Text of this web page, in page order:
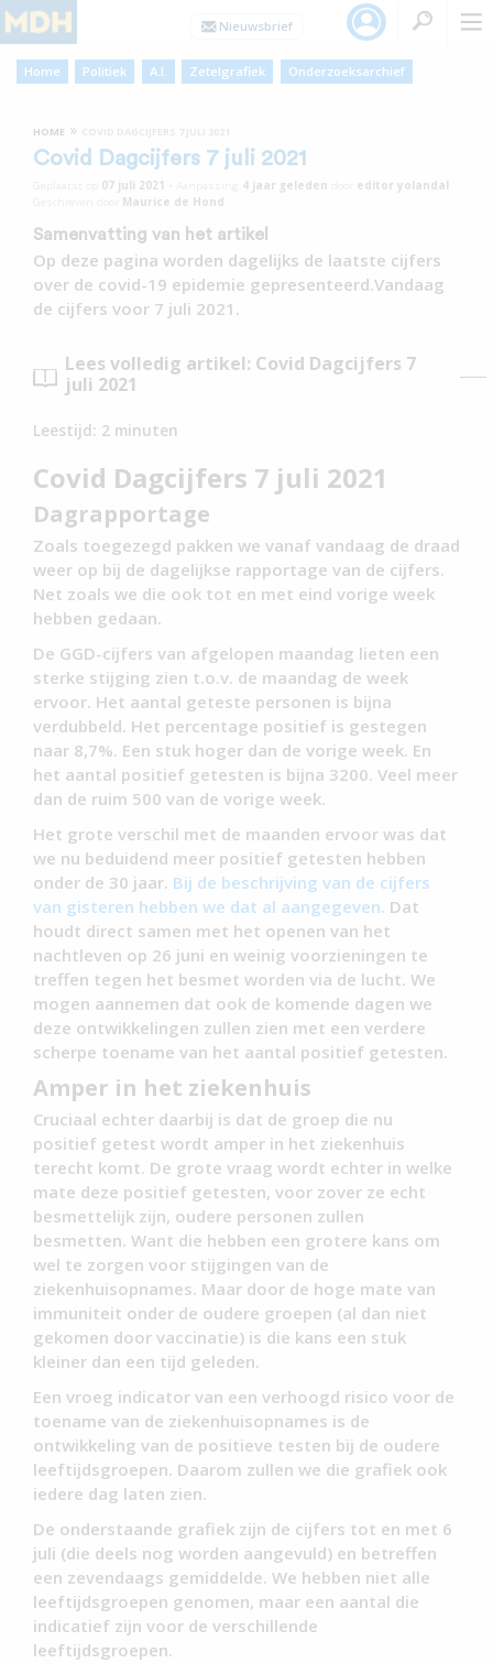
Home Politiek A.I. Zetelgrafiek Onderzoeksarchief
HOME »
Covid Dagcijfers 7 juli 2021
07 juli 2021 4 jaar geleden
editor yolandal
Maurice de Hond
Samenvatting van het artikel
Op deze pagina worden dagelijks de laatste cijfers
over de covid-19 epidemie gepresenteerd.Vandaag
de cijfers voor 7 juli 2021.
Lees volledig artikel: Covid Dagcijfers 7
juli 2021
Leestijd: 2 minuten
Covid Dagcijfers 7 juli 2021
Dagrapportage
Zoals toegezegd pakken we vanaf vandaag de draad
weer op bij de dagelijkse rapportage van de cijfers.
Net zoals we die ook tot en met eind vorige week
hebben gedaan.
De GGD-cijfers van afgelopen maandag lieten een
sterke stijging zien t.o.v. de maandag de week
ervoor. Het aantal geteste personen is bijna
verdubbeld. Het percentage positief is gestegen
naar 8,7%. Een stuk hoger dan de vorige week. En
het aantal positief getesten is bijna 3200. Veel meer
dan de ruim 500 van de vorige week.
Het grote verschil met de maanden ervoor was dat
we nu beduidend meer positief getesten hebben
onder de 30 jaar. Bij de beschrijving van de cijfers
van gisteren hebben we dat al aangegeven. Dat
houdt direct samen met het openen van het
nachtleven op 26 juni en weinig voorzieningen te
treffen tegen het besmet worden via de lucht. We
mogen aannemen dat ook de komende dagen we
deze ontwikkelingen zullen zien met een verdere
scherpe toename van het aantal positief getesten.
Amper in het ziekenhuis
Cruciaal echter daarbij is dat de groep die nu
positief getest wordt amper in het ziekenhuis
terecht komt. De grote vraag wordt echter in welke
mate deze positief getesten, voor zover ze echt
besmettelijk zijn, oudere personen zullen
besmetten. Want die hebben een grotere kans om
wel te zorgen voor stijgingen van de
ziekenhuisopnames. Maar door de hoge mate van
immuniteit onder de oudere groepen (al dan niet
gekomen door vaccinatie) is die kans een stuk
kleiner dan een tijd geleden.
Een vroeg indicator van een verhoogd risico voor de
toename van de ziekenhuisopnames is de
ontwikkeling van de positieve testen bij de oudere
leeftijdsgroepen. Daarom zullen we die grafiek ook
iedere dag laten zien.
De onderstaande grafiek zijn de cijfers tot en met 6
juli (die deels nog worden aangevuld) en betreffen
een zevendaags gemiddelde. We hebben niet alle
leeftijdsgroepen genomen, maar een aantal die
indicatief zijn voor de verschillende
leeftijdsgroepen.